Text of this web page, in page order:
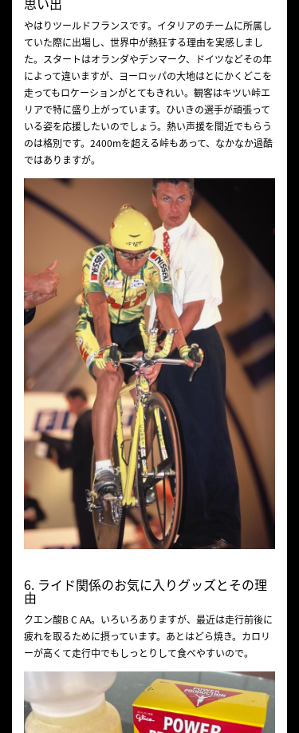
やはりツールドフランスです。イタリアのチームに所属し
ていた際に出場し、世界中が熱狂する理由を実感しまし
た。スタートはオランダやデンマーク、ドイツなどその年
によって違いますが、ヨーロッパの大地はとにかくどこを
走ってもロケーションがとてもきれい。観客はキツい峠エ
リアで特に盛り上がっています。ひいきの選手が頑張って
いる姿を応援したいのでしょう。熱い声援を間近でもらう
のは格別です。2400mを超える峠もあって、なかなか過酷
ではありますが。
6. ライド関係のお気に入りグッズとその理
由
クエン酸B C AA。いろいろありますが、最近は走行前後に
疲れを取るために摂っています。あとはどら焼き。カロリ
ーが高くて走行中でもしっとりして食べやすいので。